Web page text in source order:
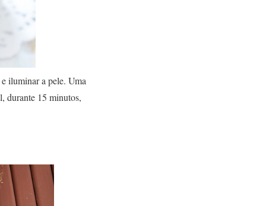
iluminar a pele. Uma
durante 15 minutos,